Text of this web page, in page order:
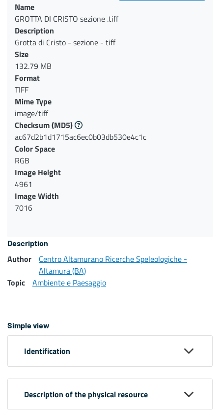
Name
GROTTA DI CRISTO sezione .tiff
Description
Grotta di Cristo - sezione - tiff
Size
132.79 MB
Format
TIFF
Mime Type
image/tiff
Checksum(MD5)
ac67d2b1d1715ac6ec0b03db530e4c1c
Color Space
RGB
Image Height
4961
Image Width
7016
Description
Author
Centro Altamurano Ricerche Speleologiche -
Altamura (BA)
Topic
Ambiente e Paesaggio
Simple view
Identification
Description of the physical resource